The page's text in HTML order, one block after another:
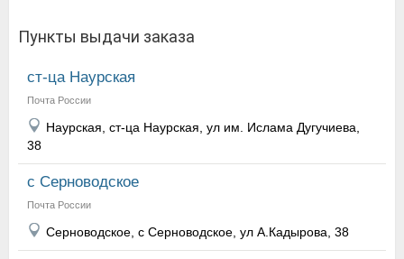
Пункты выдачи заказа
ст-ца Наурская
Почта России
Наурская, ст-ца Наурская, ул им. Ислама Дугучиева,
38
с Серноводское
Почта России
Серноводское, с Серноводское, ул А.Кадырова, 38